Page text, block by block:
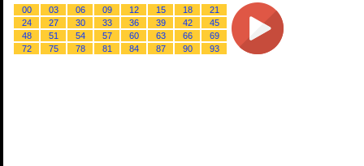
00 03 06 09 12 15 18
21
24
27 30 33 36 39 42
45
48
51 54 57 60 63 66
69
72
75 78 81 84 87 90 93